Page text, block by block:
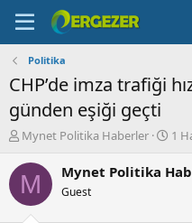
Politika
CHP’de imza trafiği
günden eşiği geçti
K
n
b
u
Mynet Politika Haberler
B
ş
1
M Mynet Politika
Guest